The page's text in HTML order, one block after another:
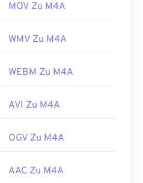
MOV Zu M4A
WMV Zu M4A
WEBM Zu M4A
AVI Zu M4A
OGV Zu M4A
AAC Zu M4A